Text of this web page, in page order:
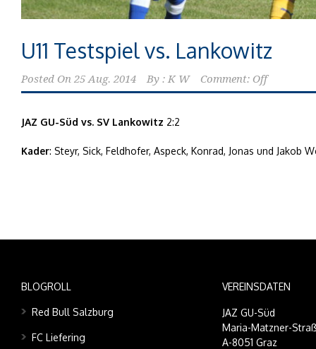
U11 Testspiel vs. Lankowitz
Posted On 25 Aug. 2014 By : K W Comment: Off
JAZ GU-Süd vs. SV Lankowitz 2:2
Kader: Steyr, Sick, Feldhofer, Aspeck, Konrad, Jonas und Jakob
BLOGROLL
Red Bull Salzburg
FC Liefering
VEREINSDATEN
JAZ GU-Süd
Maria-Matzner-
A-8051 Graz